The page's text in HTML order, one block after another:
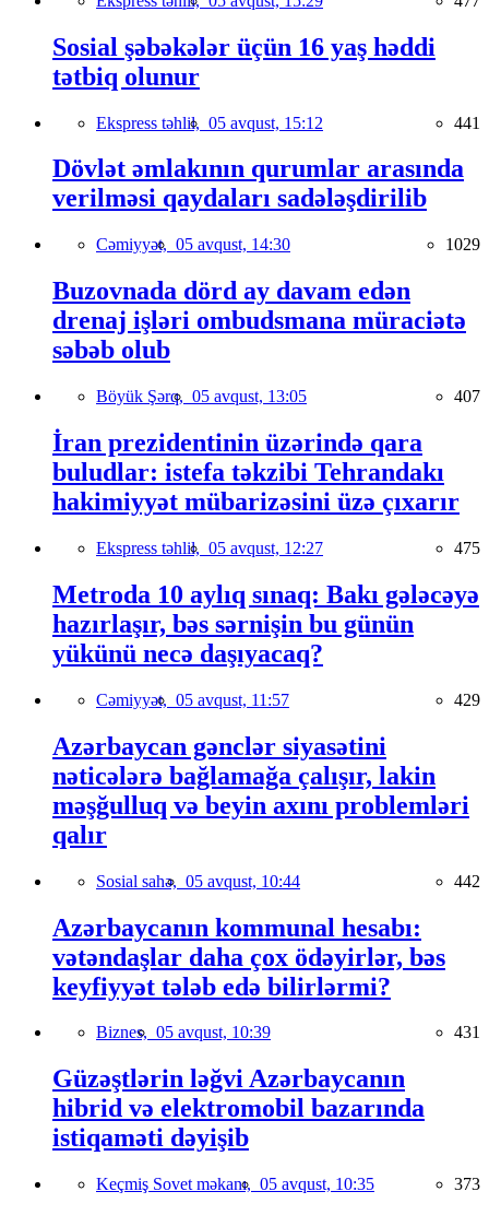
Sosial şəbəkələr üçün 16 yaş həddi
tətbiq olunur
Ekspress təhlil, 05 avqust, 15:12 441
Dövlət əmlakının qurumlar arasında
verilməsi qaydaları sadələşdirilib
Cəmiyyət, 05 avqust, 14:30 1029
Buzovnada dörd ay davam edən
drenaj işləri ombudsmana müraciətə
səbəb olub
Böyük Şərq, 05 avqust, 13:05 407
İran prezidentinin üzərində qara
buludlar: istefa təkzibi Tehrandakı
hakimiyyət mübarizəsini üzə çıxarır
Ekspress təhlil, 05 avqust, 12:27 475
Metroda 10 aylıq sınaq: Bakı gələcəyə
hazırlaşır, bəs sərnişin bu günün
yükünü necə daşıyacaq?
Cəmiyyət, 05 avqust, 11:57 429
Azərbaycan gənclər siyasətini
nəticələrə bağlamağa çalışır, lakin
məşğulluq və beyin axını problemləri
qalır
Sosial sahə, 05 avqust, 10:44 442
Azərbaycanın kommunal hesabı:
vətəndaşlar daha çox ödəyirlər, bəs
keyfiyyət tələb edə bilirlərmi?
Biznes, 05 avqust, 10:39 431
Güzəştlərin ləğvi Azərbaycanın
hibrid və elektromobil bazarında
istiqaməti dəyişib
Keçmiş Sovet məkanı, 05 avqust, 10:35 373